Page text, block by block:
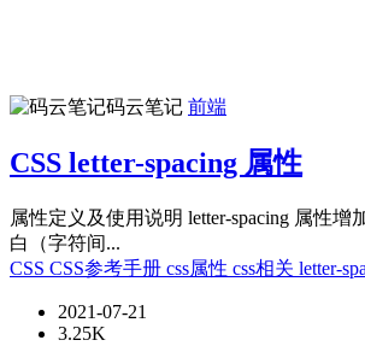
码云笔记 前端
CSS letter-spacing 属性
属性定义及使用说明 letter-spacing 属性增
白（字符间...
CSS CSS参考手册 css属性 css相关 letter-
2021-07-21
3.25K